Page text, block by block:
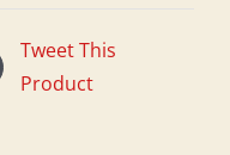
Tweet This
Product